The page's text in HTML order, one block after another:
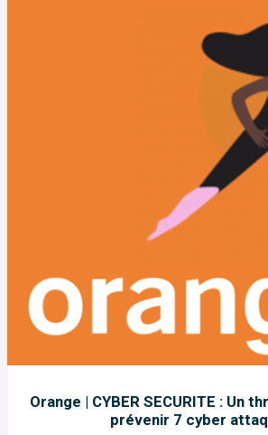
Orange | CYBER SECURITE : Un
prévenir 7 cyber